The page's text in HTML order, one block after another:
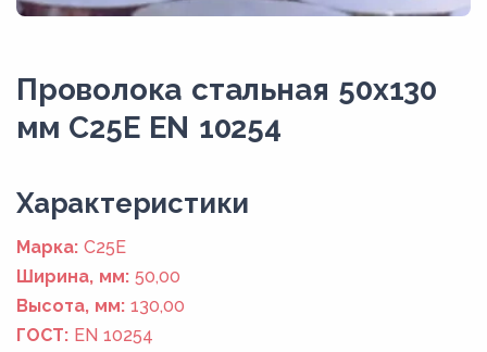
Проволока стальная 50х130
мм C25E EN 10254
Xарактеристики
Марка: C25E
Ширина, мм: 50,00
Высота, мм: 130,00
ГОСТ: EN 10254